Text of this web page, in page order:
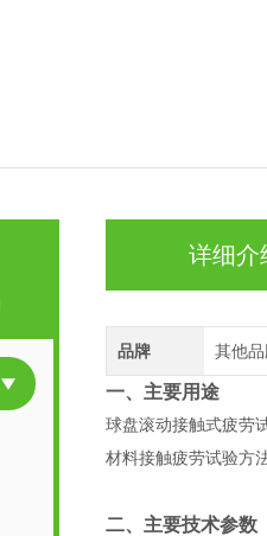
详细介
品牌 其他
一、主要用途
球盘滚动接触式疲劳
材料接触疲劳试验方
二、主要技术参数